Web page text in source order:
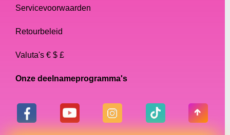
Servicevoorwaarden
Retourbeleid
Valuta's € $ £
Onze deelnameprogramma's